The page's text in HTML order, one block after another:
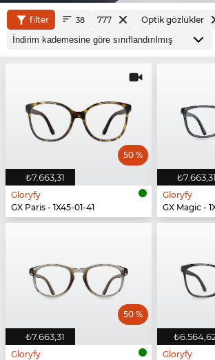
filter 38 777 Optik gözlükler
₺7.663,31
50 %
Gloryfy
GX Paris - 1X45-01-41
₺7.663,31
Gloryfy
GX Magic -
₺7.663,31
50 %
Gloryfy
Gloryfy